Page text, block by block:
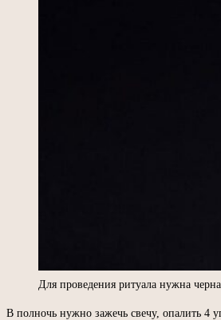
Для проведения ритуала нужна
В полночь нужно зажечь свечу, опалить 4